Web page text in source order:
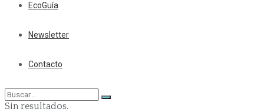
EcoGuía
Newsletter
Contacto
Sin resultados.